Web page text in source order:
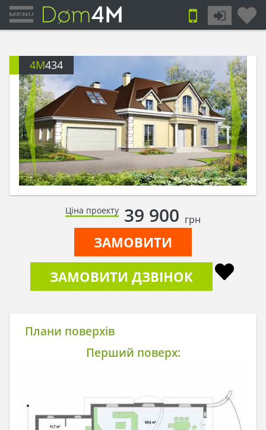
4M434
Ціна проекту 39 900 грн
ЗАМОВИТИ
ЗАМОВИТИ ДЗВІНОК
Плани поверхів
Перший поверх: